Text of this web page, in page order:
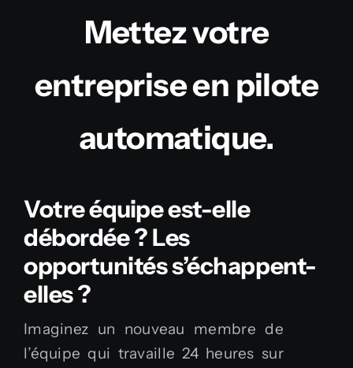
Mettez votre
entreprise en pilote
automatique.
Votre équipe est-elle
débordée ? Les
opportunités s’échappent-
elles ?
Imaginez un nouveau membre de
l’équipe qui travaille 24 heures sur